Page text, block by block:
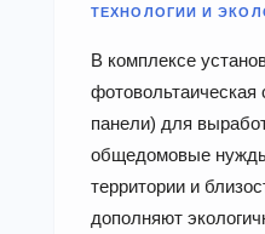
ТЕХНОЛОГИИ И
В комплексе
панели) для
общедомовые
территории и
дополняют